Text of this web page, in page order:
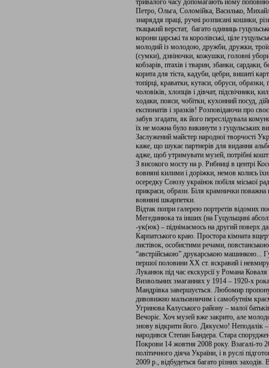
тривалого часу допомагають йому
Петро, Ольга, Соломійка, Василько,
знаряддя праці, ручні розписані кошики,
ткацький верстат, багато одиниць
корони царські та королівські, ціле
молодий із молодою, дружби, дружки,
(сумки), дзвіночки, кожушки, головні
кобзарів, птахів і тварин, збанки, сардаки,
корита для тіста, кадуби, цебри, вишиті
топірці, краватки, кутаси, обруси,
чоловіків, хлопців і дівчат, підсвічники,
ходаки, пояси, чобітки, кухонний посуд,
експонатів і зразків! Розповідаючи про
забув згадати, як його переслідувала
їх не можна було викинути з гуцульських
Заслужений майстер народної творчості
каже, що шукає партнерів для видання
адже, щоб утримувати музей, потрібні
З високого мосту на р. Рибниці в центрі
вовняні килими і доріжки, немов колись
осередку Союзу українок побіля міської
прикраси, образи. Біля крамнички поважна
вовняні шкарпетки.
Відтак попри галерею портретів відомих
Мегединюка та інших (на Гуцульщині
-ук(юк) – піднімаємось на другий поверх
Карпатського краю. Простора кімната
листівок, особистими речами,
“австрійською” друкарською машинкою...
першої половини ХХ ст. яскравий і
Луканюк під час екскурсії у Романа
Визвольних змаганнях у 1914 – 1920-х
Мандрівка завершується. Любомир
дивовижно мальовничим і самобутнім
Угринова Калуського району – малої
Вечоріє. Хоч музей вже закрито, але
знову відкрити його. Дякуємо! Неподалік
народився Степан Бандера. Стара
Покрови 14 жовтня 2008 року. Взагалі-то
політичного діяча України, і в руслі
2009 р., відбудеться багато різних